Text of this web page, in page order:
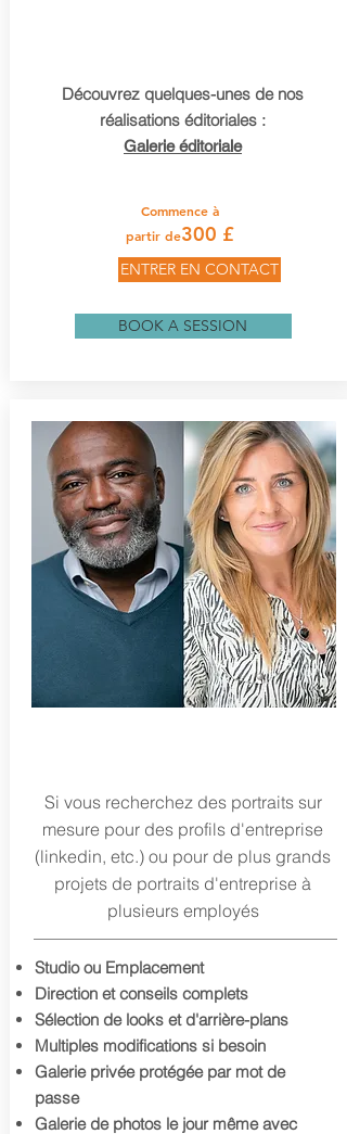
Découvrez quelques-unes de nos
réalisations éditoriales :
Galerie éditoriale
Commence à
partir de300 £
ENTRER EN CONTACT
BOOK A SESSION
Si vous recherchez des portraits sur
mesure pour des profils d'entreprise
(linkedin, etc.) ou pour de plus grands
projets de portraits d'entreprise à
plusieurs employés
Studio ou Emplacement
Direction et conseils complets
Sélection de looks et d'arrière-plans
Multiples modifications si besoin
Galerie privée protégée par mot de
passe
Galerie de photos le jour même avec